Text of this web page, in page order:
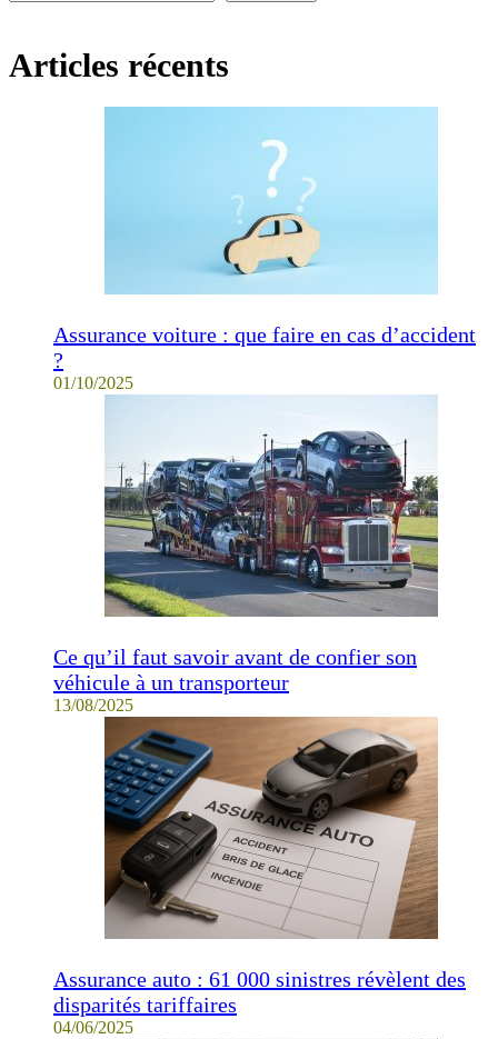
Articles récents
Assurance voiture : que faire en cas d’accident
?
01/10/2025
Ce qu’il faut savoir avant de confier son
véhicule à un transporteur
13/08/2025
Assurance auto : 61 000 sinistres révèlent des
disparités tariffaires
04/06/2025